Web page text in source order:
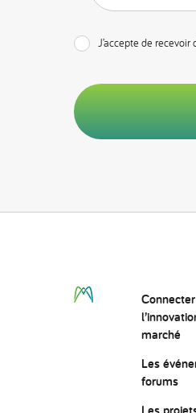
J’accepte de
Connecter
marché
Les
forums